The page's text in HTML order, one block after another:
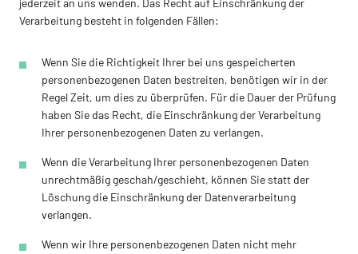
jederzeit an uns wenden. Das Recht auf Einschränkung der
Verarbeitung besteht in folgenden Fällen:
Wenn Sie die Richtigkeit Ihrer bei uns gespeicherten
personenbezogenen Daten bestreiten, benötigen wir in der
Regel Zeit, um dies zu überprüfen. Für die Dauer der Prüfung
haben Sie das Recht, die Einschränkung der Verarbeitung
Ihrer personenbezogenen Daten zu verlangen.
Wenn die Verarbeitung Ihrer personenbezogenen Daten
unrechtmäßig geschah/geschieht, können Sie statt der
Löschung die Einschränkung der Datenverarbeitung
verlangen.
Wenn wir Ihre personenbezogenen Daten nicht mehr